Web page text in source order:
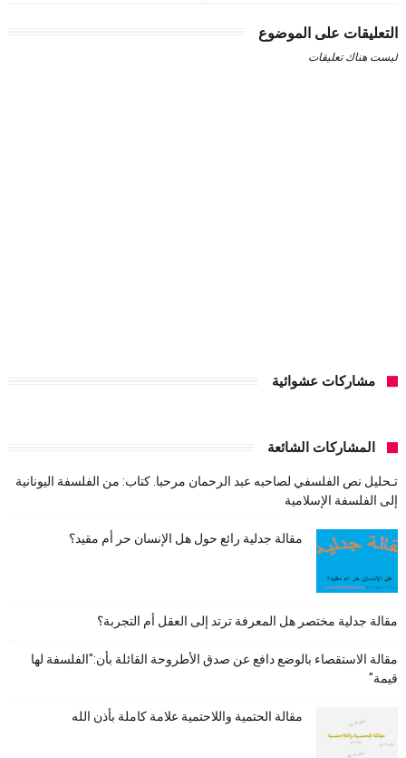
التعليقات على الموضوع
ليست هناك تعليقات
مشاركات عشوائية
المشاركات الشائعة
تـحليل نص الفلسفي لصاحبه عبد الرحمان مرحبا. كتاب: من الفلسفة اليونانية
إلى الفلسفة الإسلامية
مقالة جدلية رائع حول هل الإنسان حر أم مقيد؟
مقالة جدلية مختصر هل المعرفة ترتد إلى العقل أم التجربة؟
مقالة الاستقصاء بالوضع دافع عن صدق الأطروحة القائلة بأن:"الفلسفة لها
قيمة"
مقالة الحتمية واللاحتمية علامة كاملة بأذن الله